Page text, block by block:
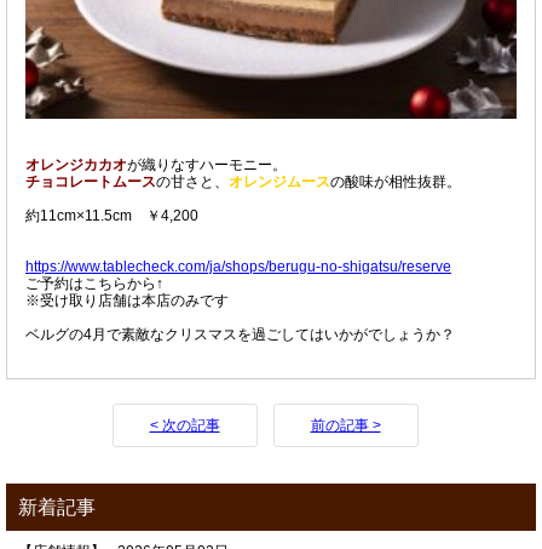
オレンジカカオが織りなすハーモニー。
チョコレートムースの甘さと、 オレンジムースの酸味が相性抜群。
約11cm×11.5cm ￥4,200
https://www.tablecheck.com/ja/shops/berugu-no-shigatsu/reserve
ご予約はこちらから↑
※受け取り店舗は本店のみです
ベルグの4月で素敵なクリスマスを過ごしてはいかがでしょうか？
< 次の記事 前の記事 >
新着記事